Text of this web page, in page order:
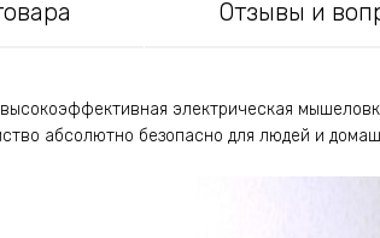
Отзывы и
электрическая
абсолютно безопасно для людей и